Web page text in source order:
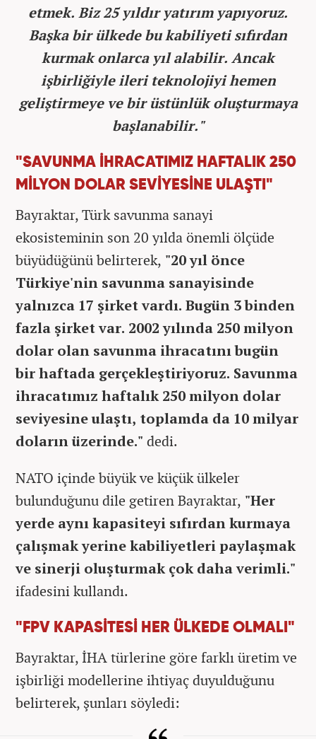
etmek. Biz 25 yıldır yatırım yapıyoruz.
Başka bir ülkede bu kabiliyeti sıfırdan
kurmak onlarca yıl alabilir. Ancak
işbirliğiyle ileri teknolojiyi hemen
geliştirmeye ve bir üstünlük oluşturmaya
başlanabilir."
"SAVUNMA İHRACATIMIZ HAFTALIK 250
MİLYON DOLAR SEVİYESİNE ULAŞTI"
Bayraktar, Türk savunma sanayi
ekosisteminin son 20 yılda önemli ölçüde
büyüdüğünü belirterek, "20 yıl önce
Türkiye'nin savunma sanayisinde
yalnızca 17 şirket vardı. Bugün 3 binden
fazla şirket var. 2002 yılında 250 milyon
dolar olan savunma ihracatını bugün
bir haftada gerçekleştiriyoruz. Savunma
ihracatımız haftalık 250 milyon dolar
seviyesine ulaştı, toplamda da 10 milyar
doların üzerinde." dedi.
NATO içinde büyük ve küçük ülkeler
bulunduğunu dile getiren Bayraktar, "Her
yerde aynı kapasiteyi sıfırdan kurmaya
çalışmak yerine kabiliyetleri paylaşmak
ve sinerji oluşturmak çok daha verimli."
ifadesini kullandı.
"FPV KAPASİTESİ HER ÜLKEDE OLMALI"
Bayraktar, İHA türlerine göre farklı üretim ve
işbirliği modellerine ihtiyaç duyulduğunu
belirterek, şunları söyledi: